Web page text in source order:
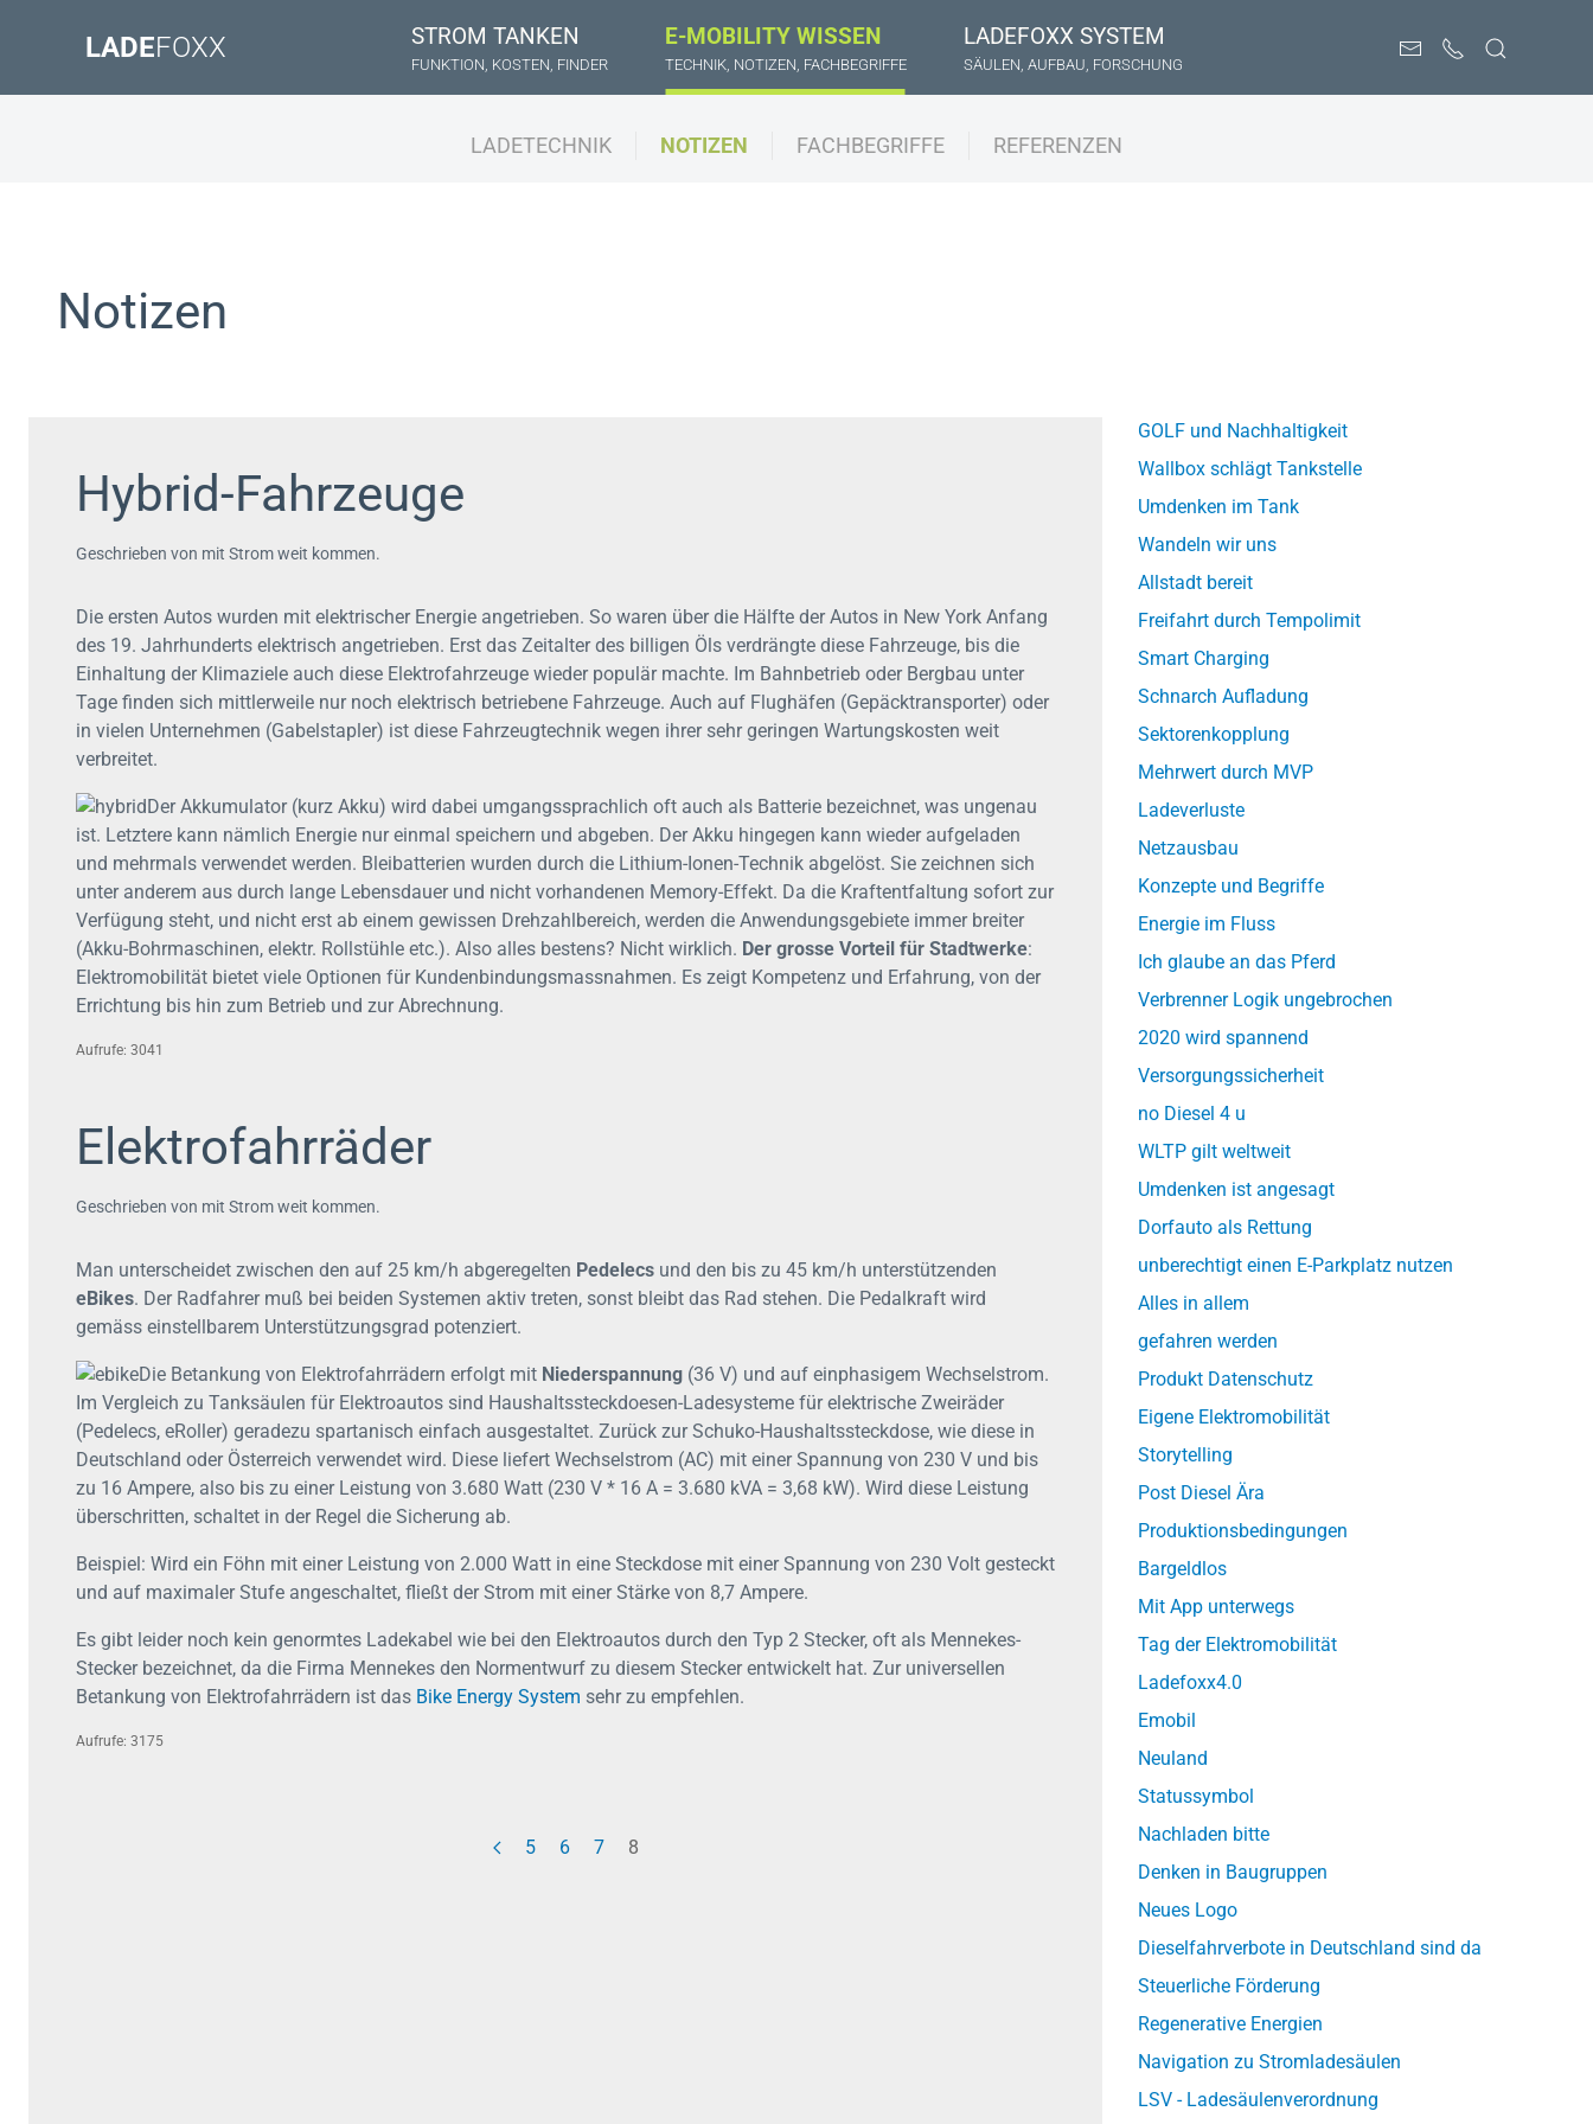
LADEFOXX STROM TANKEN
FUNKTION, KOSTEN, FINDER
E-MOBILITY WISSEN
TECHNIK, NOTIZEN, FACHBEGRIFFE
LADEFOXX SYSTEM
SÄULEN, AUFBAU, FORSCHUNG
LADETECHNIK NOTIZEN FACHBEGRIFFE REFERENZEN
Notizen
Hybrid-Fahrzeuge
Geschrieben von mit Strom weit kommen.
Die ersten Autos wurden mit elektrischer Energie angetrieben. So waren über die Hälfte der Autos in New York Anfang
des 19. Jahrhunderts elektrisch angetrieben. Erst das Zeitalter des billigen Öls verdrängte diese Fahrzeuge, bis die
Einhaltung der Klimaziele auch diese Elektrofahrzeuge wieder populär machte. Im Bahnbetrieb oder Bergbau unter
Tage finden sich mittlerweile nur noch elektrisch betriebene Fahrzeuge. Auch auf Flughäfen (Gepäcktransporter) oder
in vielen Unternehmen (Gabelstapler) ist diese Fahrzeugtechnik wegen ihrer sehr geringen Wartungskosten weit
verbreitet.
Der Akkumulator (kurz Akku) wird dabei umgangssprachlich oft auch als Batterie bezeichnet, was ungenau
ist. Letztere kann nämlich Energie nur einmal speichern und abgeben. Der Akku hingegen kann wieder aufgeladen
und mehrmals verwendet werden. Bleibatterien wurden durch die Lithium-Ionen-Technik abgelöst. Sie zeichnen sich
unter anderem aus durch lange Lebensdauer und nicht vorhandenen Memory-Effekt. Da die Kraftentfaltung sofort zur
Verfügung steht, und nicht erst ab einem gewissen Drehzahlbereich, werden die Anwendungsgebiete immer breiter
(Akku-Bohrmaschinen, elektr. Rollstühle etc.). Also alles bestens? Nicht wirklich. Der grosse Vorteil für Stadtwerke:
Elektromobilität bietet viele Optionen für Kundenbindungsmassnahmen. Es zeigt Kompetenz und Erfahrung, von der
Errichtung bis hin zum Betrieb und zur Abrechnung.
Aufrufe: 3041
Elektrofahrräder
Geschrieben von mit Strom weit kommen.
Man unterscheidet zwischen den auf 25 km/h abgeregelten Pedelecs und den bis zu 45 km/h unterstützenden
eBikes. Der Radfahrer muß bei beiden Systemen aktiv treten, sonst bleibt das Rad stehen. Die Pedalkraft wird
gemäss einstellbarem Unterstützungsgrad potenziert.
Die Betankung von Elektrofahrrädern erfolgt mit Niederspannung (36 V) und auf einphasigem Wechselstrom.
Im Vergleich zu Tanksäulen für Elektroautos sind Haushaltssteckdoesen-Ladesysteme für elektrische Zweiräder
(Pedelecs, eRoller) geradezu spartanisch einfach ausgestaltet. Zurück zur Schuko-Haushaltssteckdose, wie diese in
Deutschland oder Österreich verwendet wird. Diese liefert Wechselstrom (AC) mit einer Spannung von 230 V und bis
zu 16 Ampere, also bis zu einer Leistung von 3.680 Watt (230 V * 16 A = 3.680 kVA = 3,68 kW). Wird diese Leistung
überschritten, schaltet in der Regel die Sicherung ab.
Beispiel: Wird ein Föhn mit einer Leistung von 2.000 Watt in eine Steckdose mit einer Spannung von 230 Volt gesteckt
und auf maximaler Stufe angeschaltet, fließt der Strom mit einer Stärke von 8,7 Ampere.
Es gibt leider noch kein genormtes Ladekabel wie bei den Elektroautos durch den Typ 2 Stecker, oft als Mennekes-
Stecker bezeichnet, da die Firma Mennekes den Normentwurf zu diesem Stecker entwickelt hat. Zur universellen
Betankung von Elektrofahrrädern ist das Bike Energy System sehr zu empfehlen.
Aufrufe: 3175
5 6 7 8
GOLF und Nachhaltigkeit
Wallbox schlägt Tankstelle
Umdenken im Tank
Wandeln wir uns
Allstadt bereit
Freifahrt durch Tempolimit
Smart Charging
Schnarch Aufladung
Sektorenkopplung
Mehrwert durch MVP
Ladeverluste
Netzausbau
Konzepte und Begriffe
Energie im Fluss
Ich glaube an das Pferd
Verbrenner Logik ungebrochen
2020 wird spannend
Versorgungssicherheit
no Diesel 4 u
WLTP gilt weltweit
Umdenken ist angesagt
Dorfauto als Rettung
unberechtigt einen E-Parkplatz nutzen
Alles in allem
gefahren werden
Produkt Datenschutz
Eigene Elektromobilität
Storytelling
Post Diesel Ära
Produktionsbedingungen
Bargeldlos
Mit App unterwegs
Tag der Elektromobilität
Ladefoxx4.0
Emobil
Neuland
Statussymbol
Nachladen bitte
Denken in Baugruppen
Neues Logo
Dieselfahrverbote in Deutschland sind da
Steuerliche Förderung
Regenerative Energien
Navigation zu Stromladesäulen
LSV - Ladesäulenverordnung